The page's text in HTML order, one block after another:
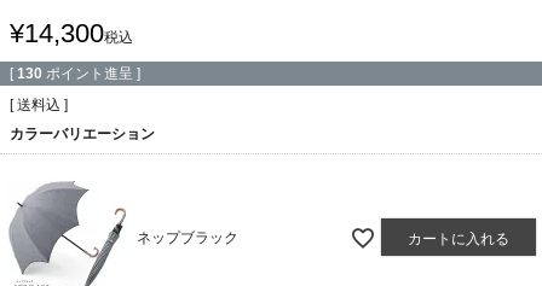
¥14,300税込
[ 130 ポイント進呈 ]
送料込
カラーバリエーション
ネップブラック カートに入れる